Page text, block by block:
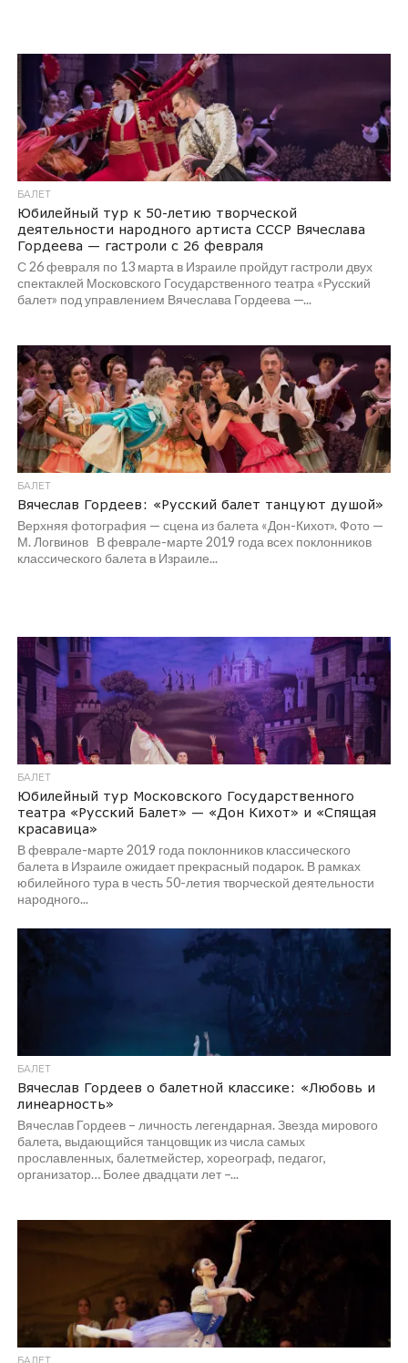
БАЛЕТ
Юбилейный тур к 50-летию творческой
деятельности народного артиста СССР Вячеслава
Гордеева — гастроли с 26 февраля
С 26 февраля по 13 марта в Израиле пройдут гастроли двух
спектаклей Московского Государственного театра «Русский
балет» под управлением Вячеслава Гордеева —...
БАЛЕТ
Вячеслав Гордеев: «Русский балет танцуют душой»
Верхняя фотография — сцена из балета «Дон-Кихот». Фото —
М. Логвинов В феврале-марте 2019 года всех поклонников
классического балета в Израиле...
БАЛЕТ
Юбилейный тур Московского Государственного
театра «Русский Балет» — «Дон Кихот» и «Спящая
красавица»
В феврале-марте 2019 года поклонников классического
балета в Израиле ожидает прекрасный подарок. В рамках
юбилейного тура в честь 50-летия творческой деятельности
народного...
БАЛЕТ
Вячеслав Гордеев о балетной классике: «Любовь и
линеарность»
Вячеслав Гордеев – личность легендарная. Звезда мирового
балета, выдающийся танцовщик из числа самых
прославленных, балетмейстер, хореограф, педагог,
организатор… Более двадцати лет –...